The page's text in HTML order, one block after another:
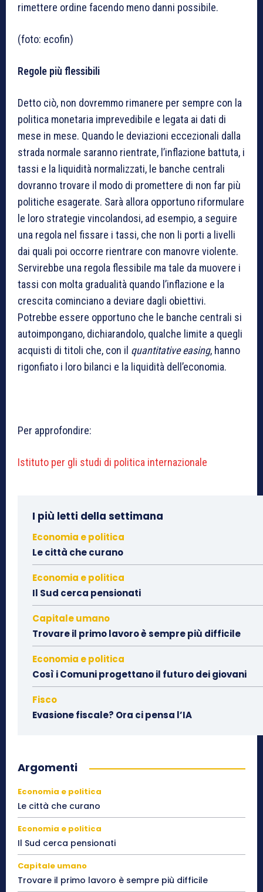
rimettere ordine facendo meno danni possibile.
(foto: ecofin)
Regole più flessibili
Detto ciò, non dovremmo rimanere per sempre con la
politica monetaria imprevedibile e legata ai dati di
mese in mese. Quando le deviazioni eccezionali dalla
strada normale saranno rientrate, l’inflazione battuta, i
tassi e la liquidità normalizzati, le banche centrali
dovranno trovare il modo di promettere di non far più
politiche esagerate. Sarà allora opportuno riformulare
le loro strategie vincolandosi, ad esempio, a seguire
una regola nel fissare i tassi, che non li porti a livelli
dai quali poi occorre rientrare con manovre violente.
Servirebbe una regola flessibile ma tale da muovere i
tassi con molta gradualità quando l’inflazione e la
crescita cominciano a deviare dagli obiettivi.
Potrebbe essere opportuno che le banche centrali si
autoimpongano, dichiarandolo, qualche limite a quegli
acquisti di titoli che, con il quantitative easing, hanno
rigonfiato i loro bilanci e la liquidità dell’economia.
Per approfondire:
Istituto per gli studi di politica internazionale
I più letti della settimana
Economia e politica
Le città che curano
Economia e politica
Il Sud cerca pensionati
Capitale umano
Trovare il primo lavoro è sempre più difficile
Economia e politica
Così i Comuni progettano il futuro dei giovani
Fisco
Evasione fiscale? Ora ci pensa l’IA
Argomenti
Economia e politica
Le città che curano
Economia e politica
Il Sud cerca pensionati
Capitale umano
Trovare il primo lavoro è sempre più difficile